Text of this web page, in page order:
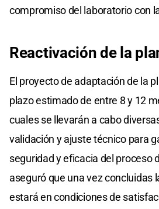
compromiso del laboratorio con
Reactivación de la
El proyecto de adaptación de la
plazo estimado de entre 8 y 12
cuales se llevarán a cabo
validación y ajuste técnico para
seguridad y eficacia del proceso
aseguró que una vez concluidas
estará en condiciones de